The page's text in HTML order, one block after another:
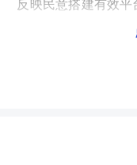
反映民意搭建有效
持代表活动室强大
体来讲，应着力从以